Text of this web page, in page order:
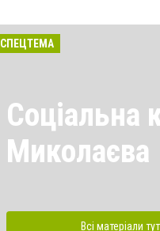
СПЕЦТЕМА
Соціальна
Миколаєва
Всі матеріали тут